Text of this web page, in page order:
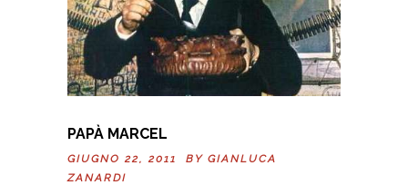
PAPÀ MARCEL
GIUGNO 22, 2011 BY GIANLUCA
ZANARDI